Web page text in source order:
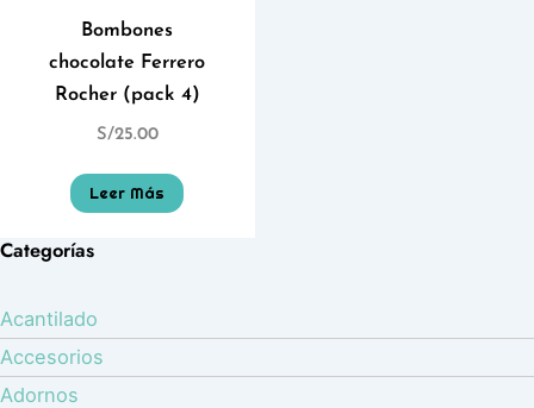
Categorías
Acantilado
Accesorios
Adornos
Bombones
chocolate Ferrero
Rocher (pack 4)
S/25.00
Leer Más